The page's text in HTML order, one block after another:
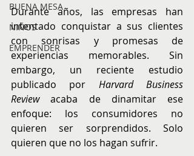
BUENA MESA
NIÑOS
EMPRENDER
Durante años, las empresas han
intentado conquistar a sus clientes
con sonrisas y promesas de
experiencias memorables. Sin
embargo, un reciente estudio
publicado por Harvard Business
Review acaba de dinamitar ese
enfoque: los consumidores no
quieren ser sorprendidos. Solo
quieren que no los hagan sufrir.